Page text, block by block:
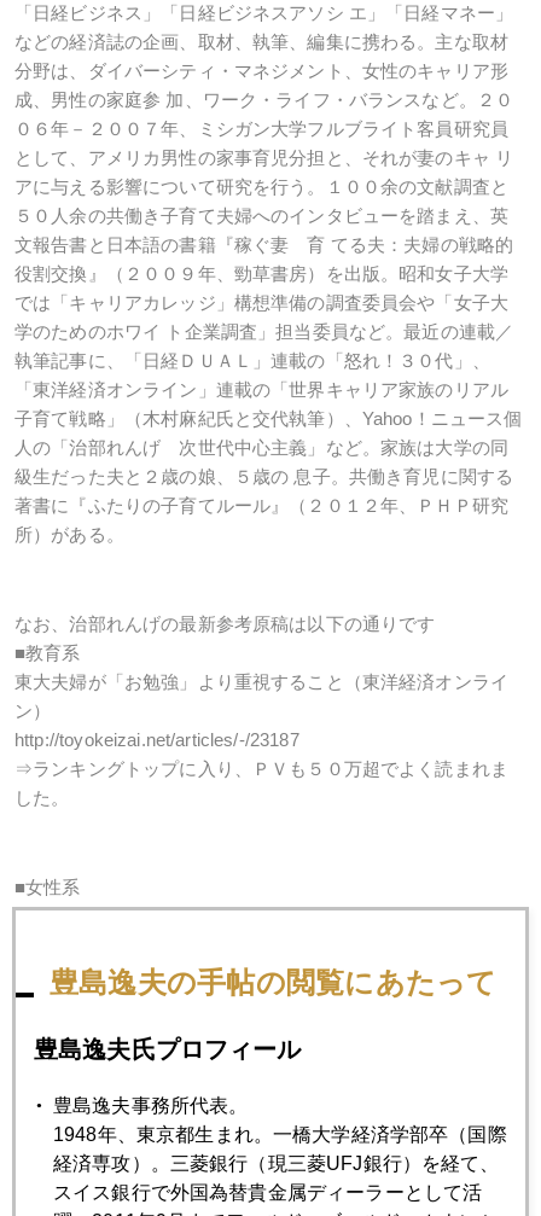
「日経ビジネス」「日経ビジネスアソシ エ」「日経マネー」
などの経済誌の企画、取材、執筆、編集に携わる。主な取材
分野は、ダイバーシティ・マネジメント、女性のキャリア形
成、男性の家庭参 加、ワーク・ライフ・バランスなど。２０
０６年－２００７年、ミシガン大学フルブライト客員研究員
として、アメリカ男性の家事育児分担と、それが妻のキャ リ
アに与える影響について研究を行う。１００余の文献調査と
５０人余の共働き子育て夫婦へのインタビューを踏まえ、英
文報告書と日本語の書籍『稼ぐ妻 育 てる夫：夫婦の戦略的
役割交換』（２００９年、勁草書房）を出版。昭和女子大学
では「キャリアカレッジ」構想準備の調査委員会や「女子大
学のためのホワイ ト企業調査」担当委員など。最近の連載／
執筆記事に、「日経ＤＵＡＬ」連載の「怒れ！３０代」、
「東洋経済オンライン」連載の「世界キャリア家族のリアル
子育て戦略」（木村麻紀氏と交代執筆）、Yahoo！ニュース個
人の「治部れんげ 次世代中心主義」など。家族は大学の同
級生だった夫と２歳の娘、５歳の 息子。共働き育児に関する
著書に『ふたりの子育てルール』（２０１２年、ＰＨＰ研究
所）がある。
なお、治部れんげの最新参考原稿は以下の通りです
■教育系
東大夫婦が「お勉強」より重視すること（東洋経済オンライ
ン）
http://toyokeizai.net/articles/-/23187
⇒ランキングトップに入り、ＰＶも５０万超でよく読まれま
した。
■女性系
英Economist誌の日本女性に関する記事に誤り。保育園保護者
http://bylines.news.yahoo.co.jp/jiburenge/20140402-00034170/
⇒「経済」カテゴリトップになりました。
日本女性を取り巻く状況は改善する必要が大いにあります
が、日本を単に叩くのはきらい、という治部れんげのスタン
■共働き系
ハッピーなはずの共働き子育て世代が怒るべき理由
豊島逸夫の手帖の閲覧にあたって
豊島逸夫氏プロフィール
豊島逸夫事務所代表。
1948年、東京都生まれ。一橋大学経済学部卒（国際
経済専攻）。三菱銀行（現三菱UFJ銀行）を経て、
スイス銀行で外国為替貴金属ディーラーとして活